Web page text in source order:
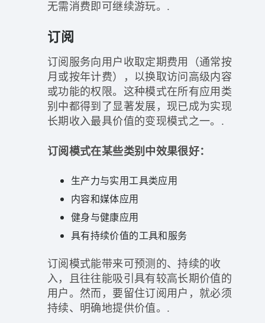
无需消费即可继续游玩。.
订阅
订阅服务向用户收取定期费用（通常按
月或按年计费），以换取访问高级内容
或功能的权限。这种模式在所有应用类
别中都得到了显著发展，现已成为实现
长期收入最具价值的变现模式之一。.
订阅模式在某些类别中效果很好：
生产力与实用工具类应用
内容和媒体应用
健身与健康应用
具有持续价值的工具和服务
订阅模式能带来可预测的、持续的收
入，且往往能吸引具有较高长期价值的
用户。然而，要留住订阅用户，就必须
持续、明确地提供价值。.